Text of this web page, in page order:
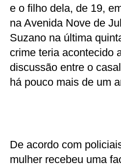
e o filho dela, de 19,
na Avenida Nove de
Suzano na última
crime teria acontecido
discussão entre o
há pouco mais de um
De acordo com
mulher recebeu uma